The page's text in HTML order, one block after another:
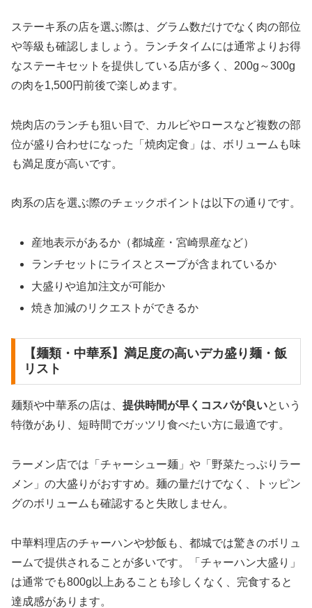
ステーキ系の店を選ぶ際は、グラム数だけでなく肉の部位
や等級も確認しましょう。ランチタイムには通常よりお得
なステーキセットを提供している店が多く、200g～300g
の肉を1,500円前後で楽しめます。
焼肉店のランチも狙い目で、カルビやロースなど複数の部
位が盛り合わせになった「焼肉定食」は、ボリュームも味
も満足度が高いです。
肉系の店を選ぶ際のチェックポイントは以下の通りです。
産地表示があるか（都城産・宮崎県産など）
ランチセットにライスとスープが含まれているか
大盛りや追加注文が可能か
焼き加減のリクエストができるか
【麺類・中華系】満足度の高いデカ盛り麺・飯
リスト
麺類や中華系の店は、 提供時間が早くコスパが良いという
特徴があり、短時間でガッツリ食べたい方に最適です。
ラーメン店では「チャーシュー麺」や「野菜たっぷりラー
メン」の大盛りがおすすめ。麺の量だけでなく、トッピン
グのボリュームも確認すると失敗しません。
中華料理店のチャーハンや炒飯も、都城では驚きのボリュ
ームで提供されることが多いです。「チャーハン大盛り」
は通常でも800g以上あることも珍しくなく、完食すると
達成感があります。